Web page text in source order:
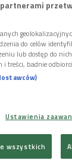
i Stanach
Jest
w
do celów
lub dostęp do
treści, badnie
Ustawienia
wszystkich